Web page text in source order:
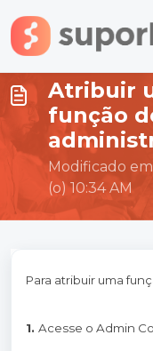
Ir para o conteúdo
Atribuir
função
Modificado em
(o) 10:34 AM
Para atribuir uma
1. Acesse o Admin